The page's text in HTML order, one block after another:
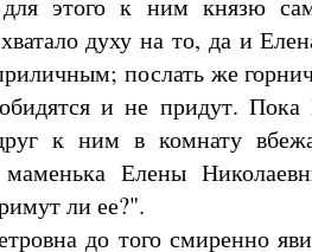
для этого к ним князю
духу на то, да и
послать же
и не придут. Пока
к ним в комнату
Елены
ли ее?".
до того смиренно